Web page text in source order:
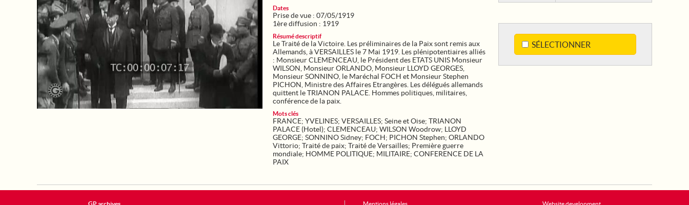
SÉLECTIONNER
Dates
Prise de vue : 07/05/1919
1ère diffusion : 1919
Résumé descriptif
Le Traité de la Victoire. Les préliminaires de la Paix sont remis aux
Allemands, à VERSAILLES le 7 Mai 1919. Les plénipotentiaires alliés
: Monsieur CLEMENCEAU, le Président des ETATS UNIS Monsieur
WILSON, Monsieur ORLANDO, Monsieur LLOYD GEORGES,
Monsieur SONNINO, le Maréchal FOCH et Monsieur Stephen
PICHON, Ministre des Affaires Etrangères. Les délégués allemands
quittent le TRIANON PALACE. Hommes politiques, militaires,
conférence de la paix.
Mots clés
FRANCE; YVELINES; VERSAILLES; Seine et Oise; TRIANON
PALACE (Hotel); CLEMENCEAU; WILSON Woodrow; LLOYD
GEORGE; SONNINO Sidney; FOCH; PICHON Stephen; ORLANDO
Vittorio; Traité de paix; Traité de Versailles; Première guerre
mondiale; HOMME POLITIQUE; MILITAIRE; CONFERENCE DE LA
PAIX